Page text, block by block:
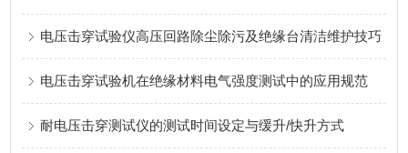
电压击穿试验仪高压回路除尘除污及绝缘台清洁维护技巧
电压击穿试验机在绝缘材料电气强度测试中的应用规范
耐电压击穿测试仪的测试时间设定与缓升/快升方式